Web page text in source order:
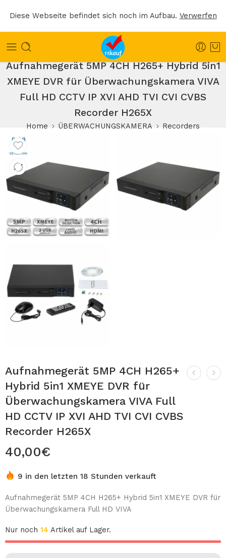
Diese Webseite befindet sich noch im Aufbau. Verwerfen
Aufnahmegerät 5MP 4CH H265+ Hybrid 5in1
XMEYE DVR für Überwachungskamera VIVA
Full HD CCTV IP XVI AHD TVI CVI CVBS
Recorder H265X
Home ÜBERWACHUNGSKAMERA Recorders
Aufnahmegerät 5MP 4CH H265+
Hybrid 5in1 XMEYE DVR für
Überwachungskamera VIVA Full
HD CCTV IP XVI AHD TVI CVI CVBS
Recorder H265X
40,00€
9 in den letzten 18 Stunden verkauft
Aufnahmegerät 5MP 4CH H265+ Hybrid 5in1 XMEYE DVR für
Überwachungskamera Full HD VIVA
Nur noch 14 Artikel auf Lager.